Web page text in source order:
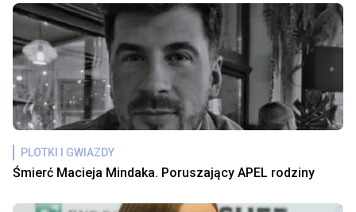
PLOTKI I GWIAZDY
Śmierć Macieja Mindaka. Poruszający APEL rodziny